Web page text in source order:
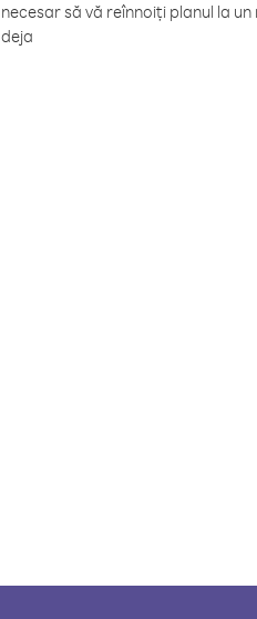
necesar să vă reînnoiți planul la
deja